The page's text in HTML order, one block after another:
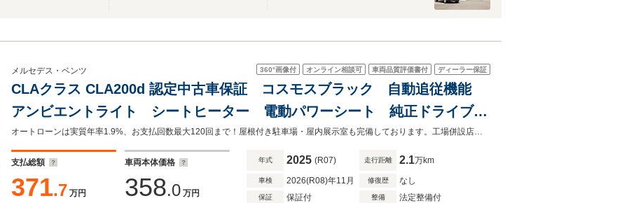
360°画像付 オンライン相談可 車両品質評価書付 ディーラー保証
メルセデス・ベンツ
CLAクラス CLA200d 認定中古車保証 コスモスブラック 自動追従機能
アンビエントライト シートヒーター 電動パワーシート 純正ドライブレ
コーダー ワイヤレスチャージャー MBUX ETC 純正ナビ バックカメ
ラ
オートローンは実質年率1.9%、お支払回数最大120回まで！屋根付き駐車場・屋内展示室も完備しております。工場併設店舗の為アフターフォローもお任せ下さい！
支払総額
371.7 万円
車両本体価格
358.0 万円
年式 2025 (R07) 走行距離 2.1万km
車検 2026(R08)年11月 修復歴 なし
保証 保証付 整備 法定整備付